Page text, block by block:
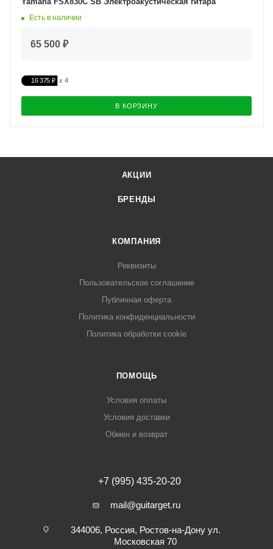
Есть в наличии
65 500 ₽
16 375 ₽
В КОРЗИНУ
АКЦИИ
БРЕНДЫ
КОМПАНИЯ
Реквизиты
Пользовательское соглашение
Публичная оферта
Политика конфиденциальности
Политика обработки cookie
ПОМОЩЬ
Условия оплаты
Условия доставки
Обмен и возврат
+7 (995) 435-20-20
mail@guitarget.ru
344006, Россия, Ростов-на-Дону ул.
Московская 70